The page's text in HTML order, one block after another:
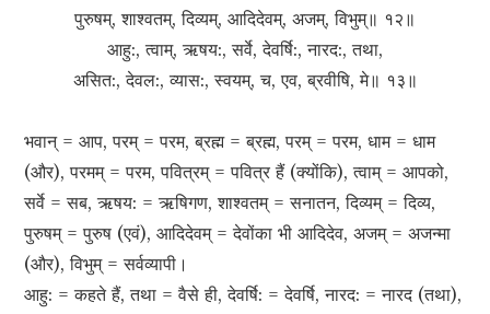
पुरुषम्, शाश्वतम्, दिव्यम्, आदिदेवम्, अजम्, विभुम्॥ १२॥
आहु:, त्वाम्, ऋषय:, सर्वे, देवर्षि:, नारद:, तथा,
असित:, देवल:, व्यास:, स्वयम्, च, एव, ब्रवीषि, मे॥ १३॥
भवान् = आप, परम् = परम, ब्रह्म = ब्रह्म, परम् = परम, धाम = धाम
(और), परमम् = परम, पवित्रम् = पवित्र हैं (क्योंकि), त्वाम् = आपको,
सर्वे = सब, ऋषय: = ऋषिगण, शाश्वतम् = सनातन, दिव्यम् = दिव्य,
पुरुषम् = पुरुष (एवं), आदिदेवम् = देवोंका भी आदिदेव, अजम् = अजन्मा
(और), विभुम् = सर्वव्यापी।
आहु: = कहते हैं, तथा = वैसे ही, देवर्षि: = देवर्षि, नारद: = नारद (तथा),